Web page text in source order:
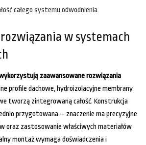
całego systemu odwodnienia
w systemach
zaawansowane rozwiązania
profile dachowe, hydroizolacyjne membrany
tworzą zintegrowaną całość. Konstrukcja
przygotowana – znaczenie ma precyzyjne
oraz zastosowanie właściwych materiałów
montaż wymaga doświadczenia i